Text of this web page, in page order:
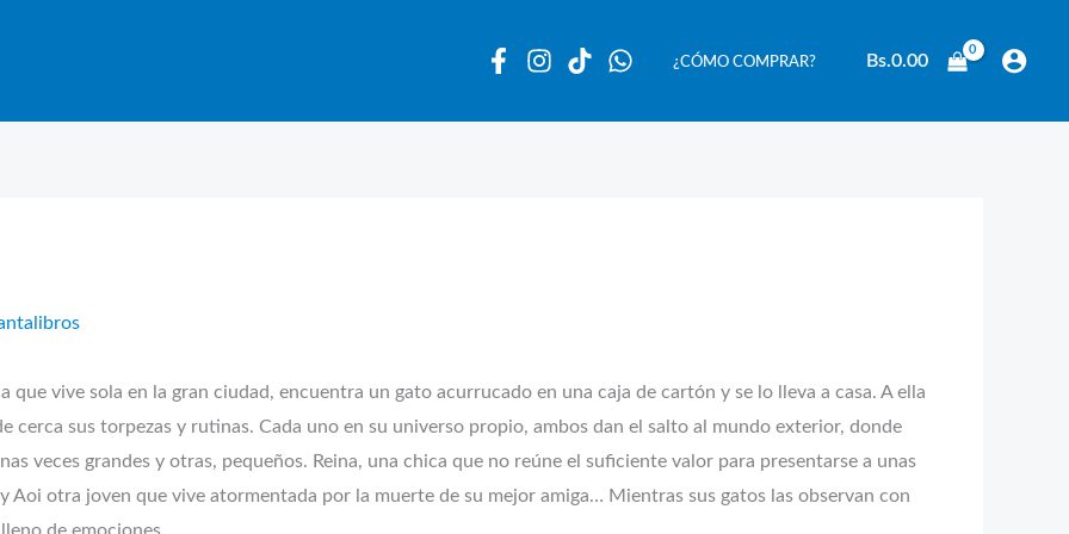
¿CÓMO COMPRAR? Bs.0.00
que vive sola en la gran ciudad, encuentra un gato acurrucado en una caja de cartón y se lo lleva a casa. A ella
cerca sus torpezas y rutinas. Cada uno en su universo propio, ambos dan el salto al mundo exterior, donde
veces grandes y otras, pequeños. Reina, una chica que no reúne el suficiente valor para presentarse a unas
Aoi otra joven que vive atormentada por la muerte de su mejor amiga… Mientras sus gatos las observan con